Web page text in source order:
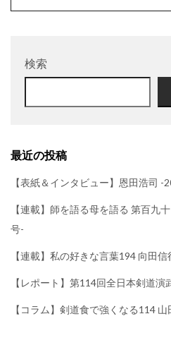
検索
最近の投稿
【表紙＆インタビュー】恩田浩司 -
【連載】師を語る母を語る 第百九
号-
【連載】私の好きな言葉194 向田
【レポート】第114回全日本剣道
【コラム】剣道食で強くなる114